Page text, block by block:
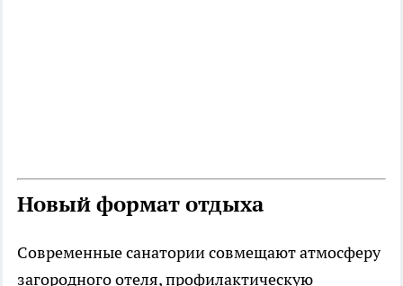
Новый формат отдыха
Современные санатории совмещают атмосферу
загородного отеля, профилактическую